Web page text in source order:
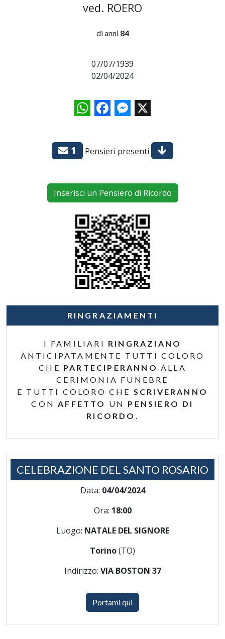
ved. ROERO
di anni 84
07/07/1939
02/04/2024
WhatsAppFacebookMessenger
X
1 Pensieri presenti
Inserisci un Pensiero di Ricordo
RINGRAZIAMENTI
I FAMILIARI RINGRAZIANO
ANTICIPATAMENTE TUTTI COLORO
CHE PARTECIPERANNO ALLA
CERIMONIA FUNEBRE
E TUTTI COLORO CHE SCRIVERANNO
CONAFFETTO UN PENSIERO DI
RICORDO .
CELEBRAZIONE DEL SANTO ROSARIO
Data: 04/04/2024
Ora: 18:00
Luogo: NATALE DEL SIGNORE
Torino(TO)
Indirizzo: VIA BOSTON 37
Portami qui